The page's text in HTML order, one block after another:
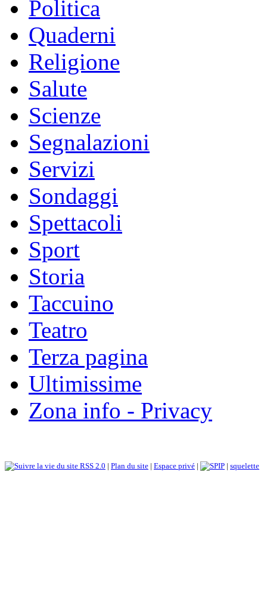
Politica
Quaderni
Religione
Salute
Scienze
Segnalazioni
Servizi
Sondaggi
Spettacoli
Sport
Storia
Taccuino
Teatro
Terza pagina
Ultimissime
Zona info - Privacy
RSS 2.0 | Plan du site | Espace privé | | squelette